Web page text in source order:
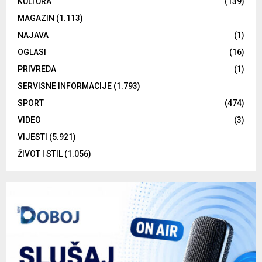
MAGAZIN (1.113)
NAJAVA
(1)
OGLASI
(16)
PRIVREDA
(1)
SERVISNE INFORMACIJE (1.793)
SPORT
(474)
VIDEO
(3)
VIJESTI (5.921)
ŽIVOT I STIL (1.056)